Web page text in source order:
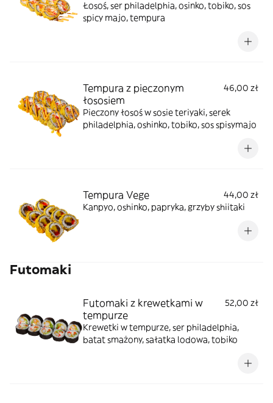
Łosoś, ser philadelphia, osinko, tobiko, sos
spicy majo, tempura
Tempura z pieczonym
łososiem
46,00 zł
Pieczony łosoś w sosie teriyaki, serek
philadelphia, oshinko, tobiko, sos spisymajo
Tempura Vege
44,00 zł
Kanpyo, oshinko, papryka, grzyby shiitaki
Futomaki
Futomaki z krewetkami w
tempurze
52,00 zł
Krewetki w tempurze, ser philadelphia,
batat smażony, sałatka lodowa, tobiko